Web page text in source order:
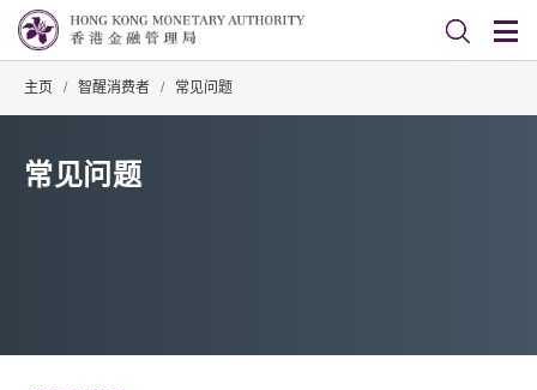
主页 / 智醒消费者 / 常见问题
常见问题